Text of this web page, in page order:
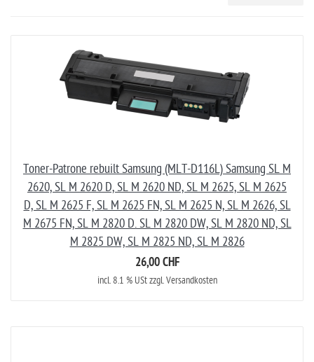
Toner-Patrone rebuilt Samsung (MLT-D116L) Samsung SL M
2620, SL M 2620 D, SL M 2620 ND, SL M 2625, SL M 2625
D, SL M 2625 F, SL M 2625 FN, SL M 2625 N, SL M 2626, SL
M 2675 FN, SL M 2820 D. SL M 2820 DW, SL M 2820 ND, SL
M 2825 DW, SL M 2825 ND, SL M 2826
26,00 CHF
incl. 8.1 % USt zzgl. Versandkosten